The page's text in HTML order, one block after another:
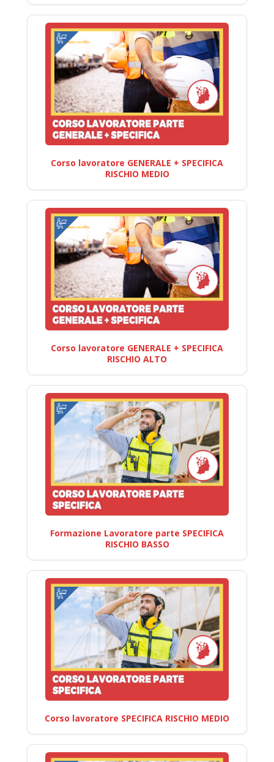
Corso lavoratore GENERALE + SPECIFICA
RISCHIO MEDIO
Corso lavoratore GENERALE + SPECIFICA
RISCHIO ALTO
Formazione Lavoratore parte SPECIFICA
RISCHIO BASSO
Corso lavoratore SPECIFICA RISCHIO MEDIO